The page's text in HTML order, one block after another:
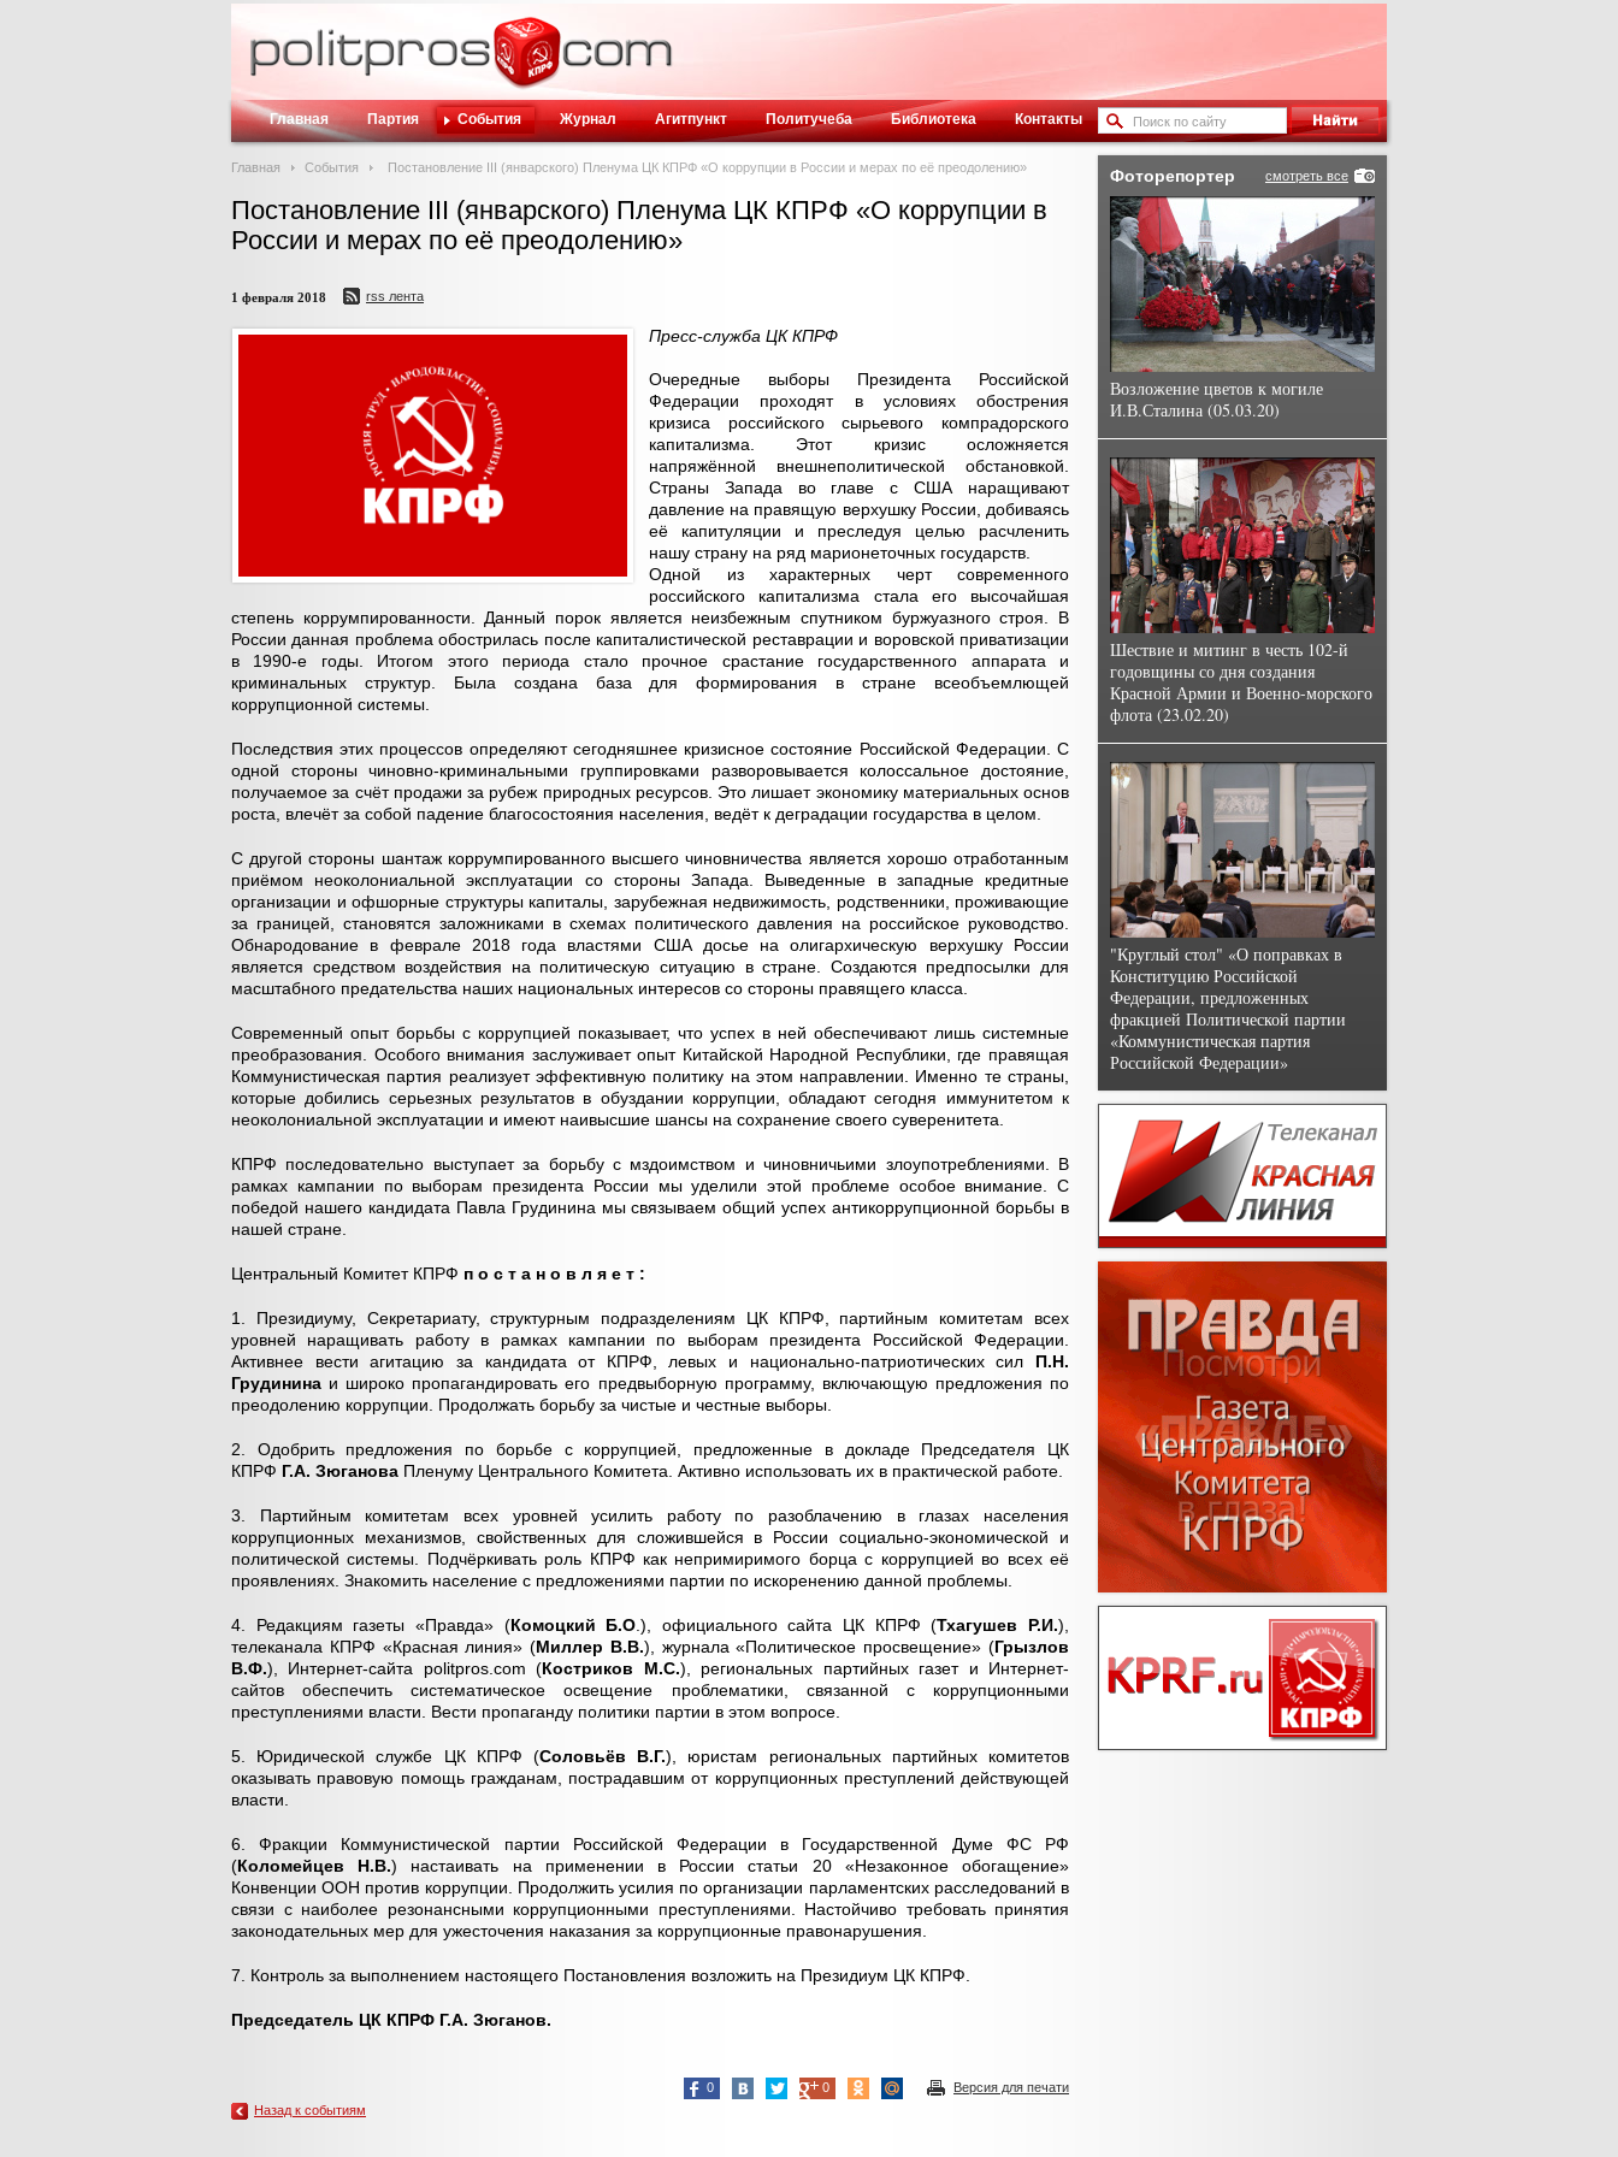
Главная Партия События Журнал Агитпункт Политучеба Библиотека Контакты
Главная События Постановление III (январского) Пленума ЦК КПРФ «О коррупции в России и мерах по её преодолению»
Постановление III (январского) Пленума ЦК КПРФ «О коррупции в
России и мерах по её преодолению»
1 февраля 2018 rss лента
Пресс-служба ЦК КПРФ
Очередные выборы Президента Российской
Федерации проходят в условиях обострения
кризиса российского сырьевого компрадорского
капитализма. Этот кризис осложняется
напряжённой внешнеполитической обстановкой.
Страны Запада во главе с США наращивают
давление на правящую верхушку России, добиваясь
её капитуляции и преследуя целью расчленить
нашу страну на ряд марионеточных государств.
Одной из характерных черт современного
российского капитализма стала его высочайшая
степень коррумпированности. Данный порок является неизбежным спутником буржуазного строя. В
России данная проблема обострилась после капиталистической реставрации и воровской приватизации
в 1990-е годы. Итогом этого периода стало прочное срастание государственного аппарата и
криминальных структур. Была создана база для формирования в стране всеобъемлющей
коррупционной системы.
Последствия этих процессов определяют сегодняшнее кризисное состояние Российской Федерации. С
одной стороны чиновно-криминальными группировками разворовывается колоссальное достояние,
получаемое за счёт продажи за рубеж природных ресурсов. Это лишает экономику материальных основ
роста, влечёт за собой падение благосостояния населения, ведёт к деградации государства в целом.
С другой стороны шантаж коррумпированного высшего чиновничества является хорошо отработанным
приёмом неоколониальной эксплуатации со стороны Запада. Выведенные в западные кредитные
организации и офшорные структуры капиталы, зарубежная недвижимость, родственники, проживающие
за границей, становятся заложниками в схемах политического давления на российское руководство.
Обнародование в феврале 2018 года властями США досье на олигархическую верхушку России
является средством воздействия на политическую ситуацию в стране. Создаются предпосылки для
масштабного предательства наших национальных интересов со стороны правящего класса.
Современный опыт борьбы с коррупцией показывает, что успех в ней обеспечивают лишь системные
преобразования. Особого внимания заслуживает опыт Китайской Народной Республики, где правящая
Коммунистическая партия реализует эффективную политику на этом направлении. Именно те страны,
которые добились серьезных результатов в обуздании коррупции, обладают сегодня иммунитетом к
неоколониальной эксплуатации и имеют наивысшие шансы на сохранение своего суверенитета.
КПРФ последовательно выступает за борьбу с мздоимством и чиновничьими злоупотреблениями. В
рамках кампании по выборам президента России мы уделили этой проблеме особое внимание. С
победой нашего кандидата Павла Грудинина мы связываем общий успех антикоррупционной борьбы в
нашей стране.
Центральный Комитет КПРФ п о с т а н о в л я е т :
1. Президиуму, Секретариату, структурным подразделениям ЦК КПРФ, партийным комитетам всех
уровней наращивать работу в рамках кампании по выборам президента Российской Федерации.
Активнее вести агитацию за кандидата от КПРФ, левых и национально-патриотических сил П.Н.
Грудинина и широко пропагандировать его предвыборную программу, включающую предложения по
преодолению коррупции. Продолжать борьбу за чистые и честные выборы.
2. Одобрить предложения по борьбе с коррупцией, предложенные в докладе Председателя ЦК
КПРФ Г.А. Зюганова Пленуму Центрального Комитета. Активно использовать их в практической работе.
3. Партийным комитетам всех уровней усилить работу по разоблачению в глазах населения
коррупционных механизмов, свойственных для сложившейся в России социально-экономической и
политической системы. Подчёркивать роль КПРФ как непримиримого борца с коррупцией во всех её
проявлениях. Знакомить население с предложениями партии по искоренению данной проблемы.
4. Редакциям газеты «Правда» (Комоцкий Б.О .), официального сайта ЦК КПРФ (Тхагушев Р.И.),
телеканала КПРФ «Красная линия» (Миллер В.В.), журнала «Политическое просвещение» (Грызлов
В.Ф.), Интернет-сайта politpros.com (Костриков М.С.), региональных партийных газет и Интернет-
сайтов обеспечить систематическое освещение проблематики, связанной с коррупционными
преступлениями власти. Вести пропаганду политики партии в этом вопросе.
5. Юридической службе ЦК КПРФ (Соловьёв В.Г.), юристам региональных партийных комитетов
оказывать правовую помощь гражданам, пострадавшим от коррупционных преступлений действующей
власти.
6. Фракции Коммунистической партии Российской Федерации в Государственной Думе ФС РФ
(Коломейцев Н.В.) настаивать на применении в России статьи 20 «Незаконное обогащение»
Конвенции ООН против коррупции. Продолжить усилия по организации парламентских расследований в
связи с наиболее резонансными коррупционными преступлениями. Настойчиво требовать принятия
законодательных мер для ужесточения наказания за коррупционные правонарушения.
7. Контроль за выполнением настоящего Постановления возложить на Президиум ЦК КПРФ.
Председатель ЦК КПРФ Г.А. Зюганов.
Версия для печати
0
0
Назад к событиям
смотреть все
Фоторепортер
Возложение цветов к могиле
И.В.Сталина (05.03.20)
Шествие и митинг в честь 102-й
годовщины со дня создания
Красной Армии и Военно-морского
флота (23.02.20)
"Круглый стол" «О поправках в
Конституцию Российской
Федерации, предложенных
фракцией Политической партии
«Коммунистическая партия
Российской Федерации»